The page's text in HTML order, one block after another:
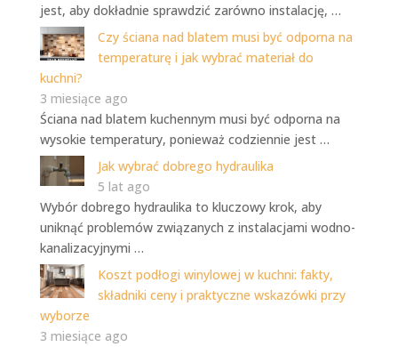
jest, aby dokładnie sprawdzić zarówno instalację, …
Czy ściana nad blatem musi być odporna na
temperaturę i jak wybrać materiał do
kuchni?
3 miesiące ago
Ściana nad blatem kuchennym musi być odporna na
wysokie temperatury, ponieważ codziennie jest …
Jak wybrać dobrego hydraulika
5 lat ago
Wybór dobrego hydraulika to kluczowy krok, aby
uniknąć problemów związanych z instalacjami wodno-
kanalizacyjnymi …
Koszt podłogi winylowej w kuchni: fakty,
składniki ceny i praktyczne wskazówki przy
wyborze
3 miesiące ago